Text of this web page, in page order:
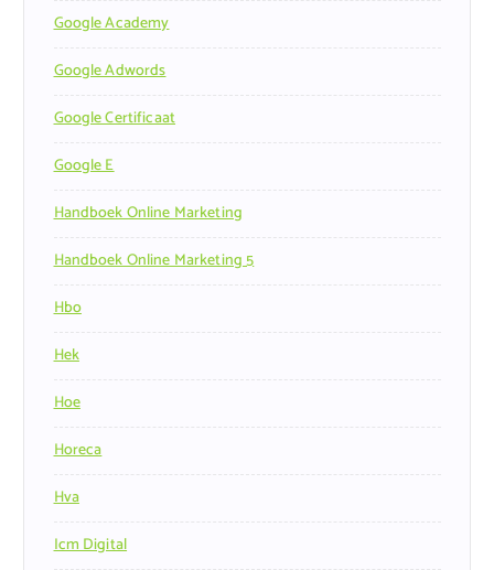
Google Academy
Google Adwords
Google Certificaat
Google E
Handboek Online Marketing
Handboek Online Marketing 5
Hbo
Hek
Hoe
Horeca
Hva
Icm Digital